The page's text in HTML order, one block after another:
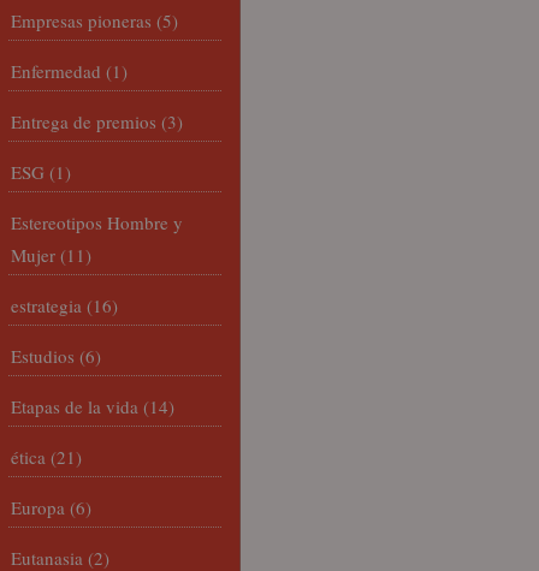
Empresas pioneras (5)
Enfermedad (1)
Entrega de premios (3)
ESG (1)
Estereotipos Hombre y
Mujer (11)
estrategia (16)
Estudios (6)
Etapas de la vida (14)
ética (21)
Europa (6)
Eutanasia (2)